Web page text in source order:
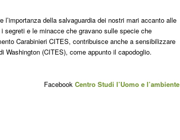
della salvaguardia dei nostri mari accanto alle
e le minacce che gravano sulle specie che
Carabinieri CITES, contribuisce anche a sensibilizzare
(CITES), come appunto il capodoglio.
FacebookCentro Studi l’Uomo e l’ambiente